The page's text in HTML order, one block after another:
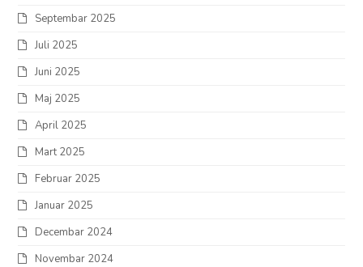
Septembar 2025
Juli 2025
Juni 2025
Maj 2025
April 2025
Mart 2025
Februar 2025
Januar 2025
Decembar 2024
Novembar 2024